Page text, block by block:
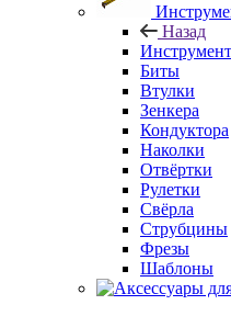
Назад
Инструмент
Биты
Втулки
Зенкера
Кондуктора
Наколки
Отвёртки
Рулетки
Свёрла
Струбцины
Фрезы
Шаблоны